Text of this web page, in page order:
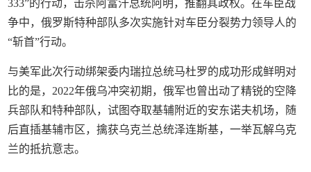
333”的行动，击杀阿富汗总统阿明，推翻其政权。在车臣战
争中，俄罗斯特种部队多次实施针对车臣分裂势力领导人的
“斩首”行动。
与美军此次行动绑架委内瑞拉总统马杜罗的成功形成鲜明对
比的是，2022年俄乌冲突初期，俄军也曾出动了精锐的空降
兵部队和特种部队，试图夺取基辅附近的安东诺夫机场，随
后直插基辅市区，擒获乌克兰总统泽连斯基，一举瓦解乌克
兰的抵抗意志。